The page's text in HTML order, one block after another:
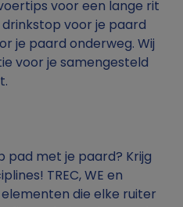
voor een lange rit
voor je paard
je paard onderweg. Wij
voor je samengesteld
pad met je paard? Krijg
TREC, WE en
die elke ruiter